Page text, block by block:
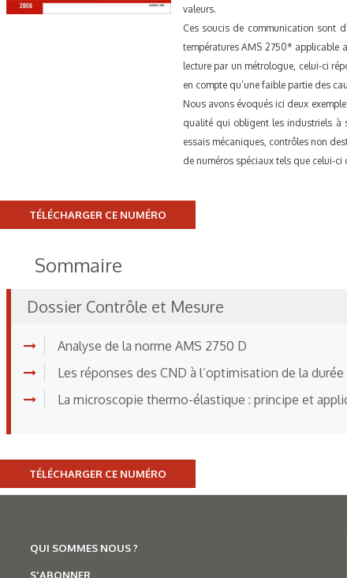
valeurs.
Ces soucis de communication sont
températures AMS 2750* applicable
lecture par un métrologue, celui-ci
en compte qu’une faible partie des
Nous avons évoqués ici deux
qualité qui obligent les industriels à
essais mécaniques, contrôles non
de numéros spéciaux tels que celui-ci
TÉLÉCHARGER CE NUMÉRO
Sommaire
Dossier Contrôle et Mesure
Analyse de la norme AMS 2750 D
Les réponses des CND à l’optimisation de la
La microscopie thermo-élastique : principe et
TÉLÉCHARGER CE NUMÉRO
QUI SOMMES NOUS ?
S'ABONNER